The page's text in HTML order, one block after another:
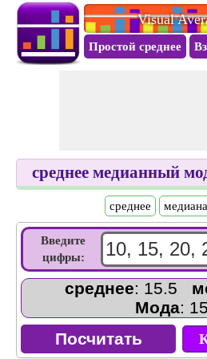
Visual
Простой среднее
среднее медианный
среднее медиана
Введите
цифры:
среднее: 15.5
Mода: